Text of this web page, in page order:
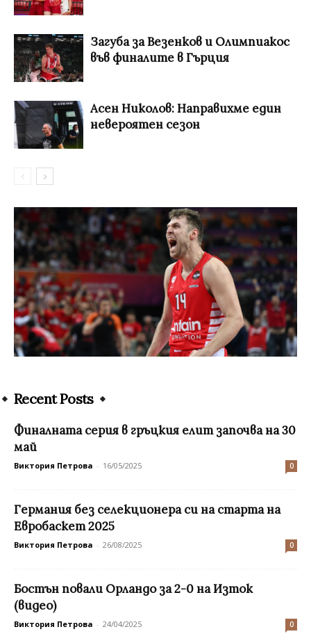
Загуба за Везенков и Олимпиакос
във финалите в Гърция
Асен Николов: Направихме един
невероятен сезон
Recent Posts
Финалната серия в гръцкия елит започва на 30
май
Виктория Петрова - 16/05/2025 0
Германия без селекционера си на старта на
Евробаскет 2025
Виктория Петрова - 26/08/2025 0
Бостън повали Орландо за 2-0 на Изток
(видео)
Виктория Петрова - 24/04/2025 0